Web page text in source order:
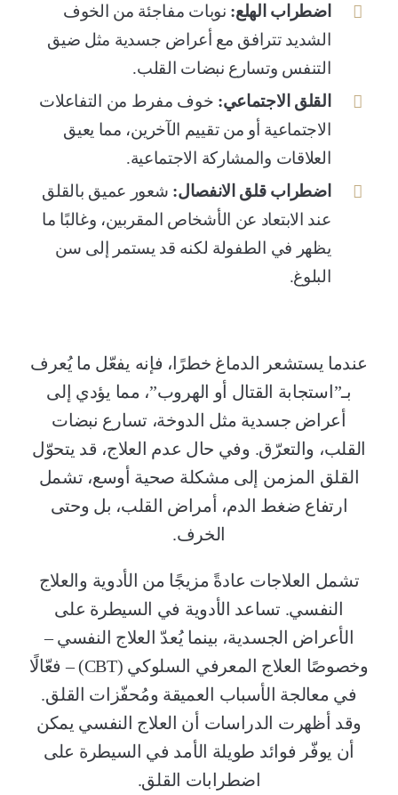
اضطراب الهلع: نوبات مفاجئة من الخوف
الشديد تترافق مع أعراض جسدية مثل ضيق
التنفس وتسارع نبضات القلب.
القلق الاجتماعي: خوف مفرط من التفاعلات
الاجتماعية أو من تقييم الآخرين، مما يعيق
العلاقات والمشاركة الاجتماعية.
اضطراب قلق الانفصال: شعور عميق بالقلق
عند الابتعاد عن الأشخاص المقربين، وغالبًا ما
يظهر في الطفولة لكنه قد يستمر إلى سن
البلوغ.
عندما يستشعر الدماغ خطرًا، فإنه يفعّل ما يُعرف
بـ”استجابة القتال أو الهروب”، مما يؤدي إلى
أعراض جسدية مثل الدوخة، تسارع نبضات
القلب، والتعرّق. وفي حال عدم العلاج، قد يتحوّل
القلق المزمن إلى مشكلة صحية أوسع، تشمل
ارتفاع ضغط الدم، أمراض القلب، بل وحتى
الخرف.
تشمل العلاجات عادةً مزيجًا من الأدوية والعلاج
النفسي. تساعد الأدوية في السيطرة على
الأعراض الجسدية، بينما يُعدّ العلاج النفسي –
وخصوصًا العلاج المعرفي السلوكي (CBT) – فعّالًا
في معالجة الأسباب العميقة ومُحفّزات القلق.
وقد أظهرت الدراسات أن العلاج النفسي يمكن
أن يوفّر فوائد طويلة الأمد في السيطرة على
اضطرابات القلق.